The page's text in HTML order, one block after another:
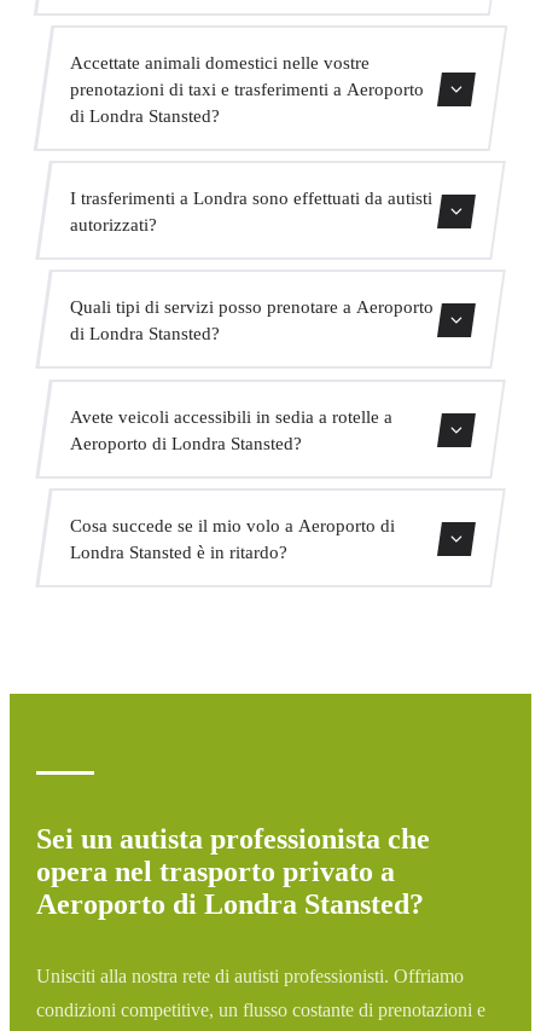
minibus per fino a 16 passeggeri per grandi gruppi.
Accettate animali domestici nelle vostre
prenotazioni di taxi e trasferimenti a Aeroporto
di Londra Stansted?
Chiediamo di indicarlo al momento della prenotazione
I trasferimenti a Londra sono effettuati da autisti
autorizzati?
assicurazione professionale e veicoli con revisione attuale.
Quali tipi di servizi posso prenotare a Aeroporto
di Londra Stansted?
e trasporto di gruppo.
Avete veicoli accessibili in sedia a rotelle a
Aeroporto di Londra Stansted?
ridotta. Indicate questo al momento della prenotazione e
Cosa succede se il mio volo a Aeroporto di
Londra Stansted è in ritardo?
Sei un autista professionista che
opera nel trasporto privato a
Aeroporto di Londra Stansted?
Unisciti alla nostra rete di autisti professionisti. Offriamo
condizioni competitive, un flusso costante di prenotazioni e